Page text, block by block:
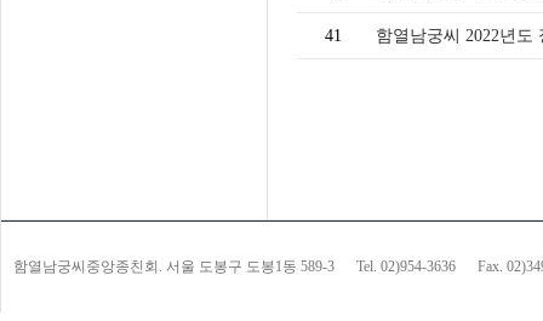
41 함열남궁씨 2022년
함열남궁씨중앙종친회. 서울 도봉구 도봉1동 589-3 Tel. 02)954-3636 Fax.